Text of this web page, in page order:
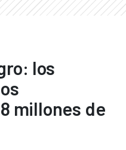
los
millones de